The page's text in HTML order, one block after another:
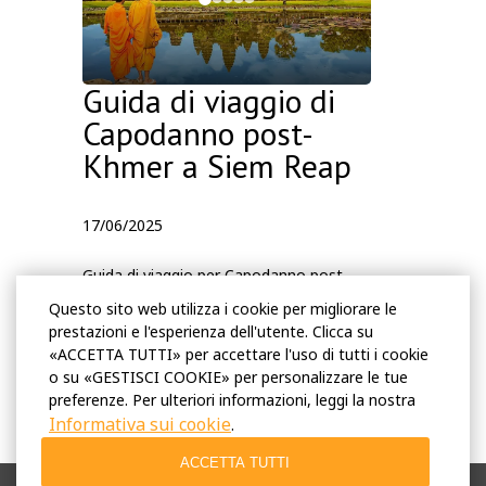
Questo sito web utilizza i cookie per migliorare le
prestazioni e l'esperienza dell'utente. Clicca su
«ACCETTA TUTTI» per accettare l'uso di tutti i cookie
o su «GESTISCI COOKIE» per personalizzare le tue
preferenze. Per ulteriori informazioni, leggi la nostra
Informativa sui cookie.
ACCETTA TUTTI
✔️ Bellissimi cieli drammatici per alba e
tramonto 🌅
✔️ Migliori offerte alberghiere e promozioni
stagionali 💰
✔️ Atmosfera rilassante ideale per coppie,
famiglie e viaggiatori lenti 😌
✔️ La pioggia di solito arriva in brevi docce
✔️ Le mattine sono generalmente soleggiate
e ideali per l'esplorazione del tempio ☀️
✔️ L'umidità aumenta, quindi rimani idratato
💧
✔️ Pack leggero abbigliamento traspirante e
abiti quick-dry 👕
Guida di viaggio di
Capodanno post-
Khmer a Siem Reap
17/06/2025
Guida di viaggio per Capodanno post-
Khmer Siem ReapRimanere intelligente,
rimanere fresco, e scoprire un rifugio
tranquillo eco-friendly
Dopo le vivaci celebrazioni del Capodanno
Khmer, Siem Reap si trasforma in una
destinazione più tranquilla e rilassata,
rendendolo il momento perfetto per i
Mostra altro